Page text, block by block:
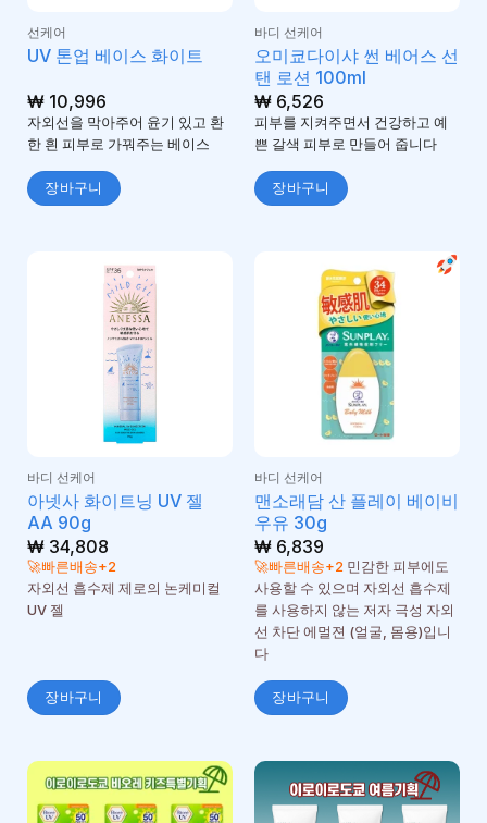
선케어
UV 톤업 베이스 화이트
₩10,996
자외선을 막아주어 윤기 있고 환
한 흰 피부로 가꿔주는 베이스
장바구니
바디 선케어
오미쿄다이샤 썬 베어스 선
탠 로션 100ml
₩6,526
피부를 지켜주면서 건강하고 예
쁜 갈색 피부로 만들어 줍니다
장바구니
바디 선케어
아넷사 화이트닝 UV 젤
AA 90g
₩34,808
🚀빠른배송+2
자외선 흡수제 제로의 논케미컬
UV 젤
장바구니
바디 선케어
맨소래담 산 플레이 베이비
우유 30g
₩6,839
🚀빠른배송+2 민감한 피부에도
사용할 수 있으며 자외선 흡수제
를 사용하지 않는 저자 극성 자외
선 차단 에멀젼 (얼굴, 몸용)입니
다
장바구니